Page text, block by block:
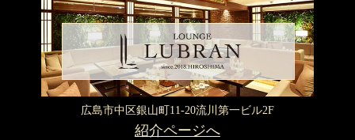
広島市中区銀山町11-20流川第一ビル2F
紹介ページへ